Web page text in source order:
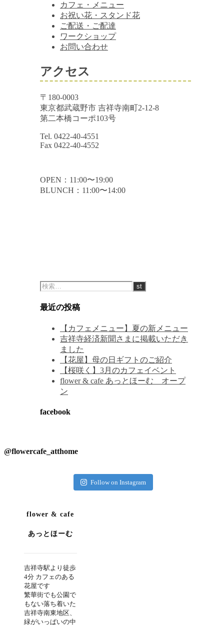
カフェ・メニュー
お祝い花・スタンド花
ご配送・ご配達
ワークショップ
お問い合わせ
アクセス
〒180-0003
東京都武蔵野市 吉祥寺南町2-12-8
第二本橋コーポ103号
Tel. 0422-40-4551
Fax 0422-40-4552
OPEN：11:00〜19:00
BLUNCH：11:00〜14:00
最近の投稿
【カフェメニュー】夏の新メニュー
吉祥寺経済新聞さまに掲載いただき
ました
【花屋】母の日ギフトのご紹介
【桜咲く】3月のカフェイベント
flower & cafe あっとほーむ オープ
ン
facebook
@flowercafe_atthome
Follow on Instagram
flower & cafe
あっとほーむ
吉祥寺駅より徒歩
4分 カフェのある
花屋です
繁華街でも公園で
もない落ち着いた
吉祥寺南東地区、
緑がいっぱいの中